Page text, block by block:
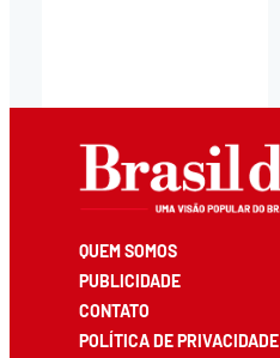
QUEM SOMOS
PUBLICIDADE
CONTATO
POLÍTICA DE PRIVACIDADE